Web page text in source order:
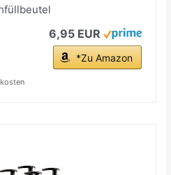
6,95 EUR
*Zu Amazon